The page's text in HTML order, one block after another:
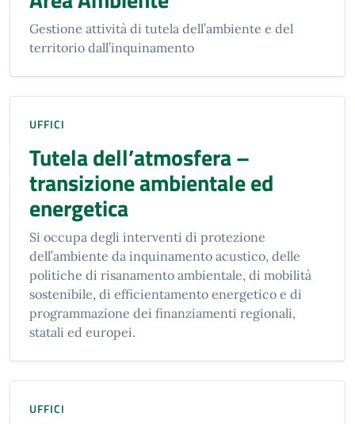
Gestione attività di tutela dell’ambiente e del
territorio dall’inquinamento
UFFICI
Tutela dell’atmosfera –
transizione ambientale ed
energetica
Si occupa degli interventi di protezione
dell’ambiente da inquinamento acustico, delle
politiche di risanamento ambientale, di mobilità
sostenibile, di efficientamento energetico e di
programmazione dei finanziamenti regionali,
statali ed europei.
UFFICI